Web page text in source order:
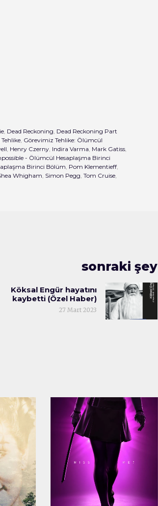
, Dead Reckoning, Dead Reckoning Part
, Görevimiz Tehlike: Ölümcül
, Henry Czerny, Indira Varma, Mark Gatiss,
- Ölümcül Hesaplaşma Birinci
Birinci Bölüm, Pom Klementieff,
Whigham, Simon Pegg, Tom Cruise,
sonraki şey
Köksal Engür hayatını
kaybetti (Özel Haber)
27 Mart 2023